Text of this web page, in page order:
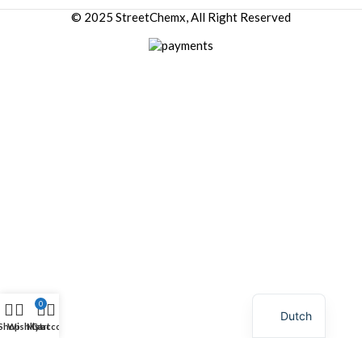
© 2025 StreetChemx, All Right Reserved
Wishlist
0
Cart
My account
Dutch